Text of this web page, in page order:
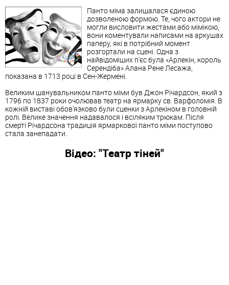
Панто міма залишалася єдиною
дозволеною формою. Те, чого актори не
могли висловити жестами або мімікою,
вони коментували написами на аркушах
паперу, які в потрібний момент
розгортали на сцені. Одна з
найвідоміших п'єс була «Арлекін, король
Серендіба» Алана Рене Лесажа,
показана в 1713 році в Сен-Жермені.
Великим шанувальником панто міми був Джон Річардсон, який з
1796 по 1837 роки очолював театр на ярмарку св. Варфоломія. В
кожній виставі обов'язково були сценки з Арлекіном в головній
ролі. Велике значення надавалося і всіляким трюкам. Після
смерті Річардсона традиція ярмаркової панто міми поступово
стала занепадати.
Відео: "Театр тіней"